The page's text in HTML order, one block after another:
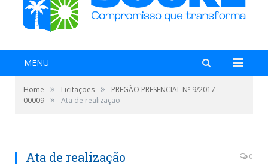
MENU
Home » Licitações »
PREGÃO PRESENCIAL Nº 9/2017-
00009 » Ata de realização
Ata de realização 0